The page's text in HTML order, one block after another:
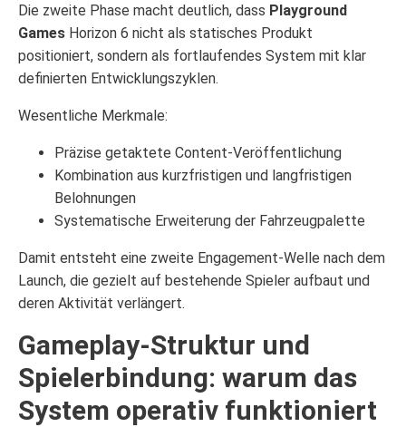
Die zweite Phase macht deutlich, dass Playground
Games Horizon 6 nicht als statisches Produkt
positioniert, sondern als fortlaufendes System mit klar
definierten Entwicklungszyklen.
Wesentliche Merkmale:
Präzise getaktete Content-Veröffentlichung
Kombination aus kurzfristigen und langfristigen
Belohnungen
Systematische Erweiterung der Fahrzeugpalette
Damit entsteht eine zweite Engagement-Welle nach dem
Launch, die gezielt auf bestehende Spieler aufbaut und
deren Aktivität verlängert.
Gameplay-Struktur und
Spielerbindung: warum das
System operativ funktioniert